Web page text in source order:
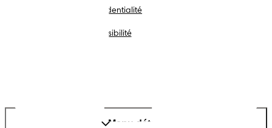
Notification de confidentialité
Déclaration d’accessibilité
Menu détaillé